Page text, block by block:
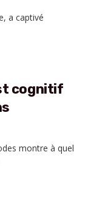
a captivé
cognitif
montre à quel